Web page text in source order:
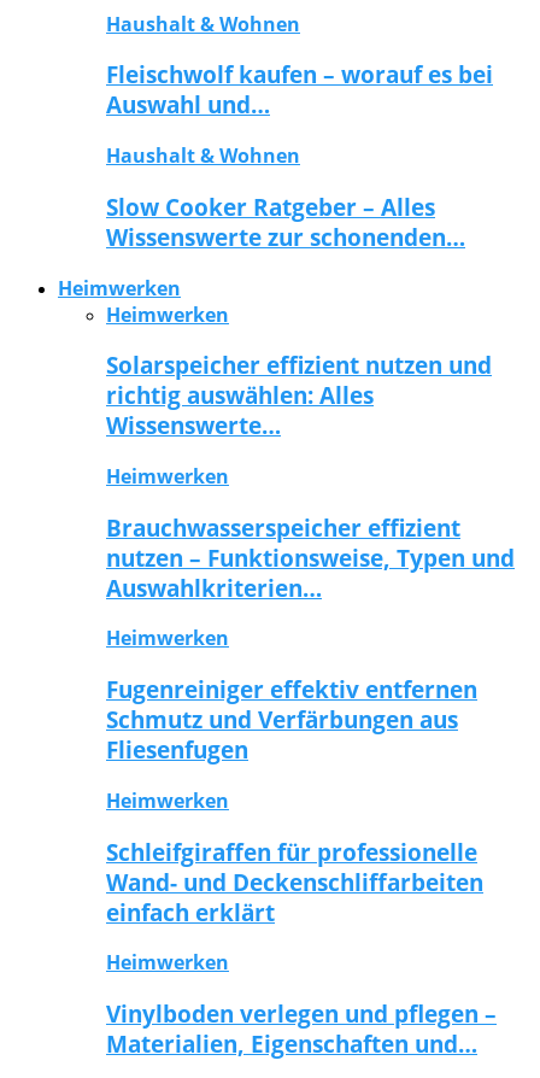
Haushalt & Wohnen
Fleischwolf kaufen – worauf es bei
Auswahl und…
Haushalt & Wohnen
Slow Cooker Ratgeber – Alles
Wissenswerte zur schonenden…
Heimwerken
Heimwerken
Solarspeicher effizient nutzen und
richtig auswählen: Alles
Wissenswerte…
Heimwerken
Brauchwasserspeicher effizient
nutzen – Funktionsweise, Typen und
Auswahlkriterien…
Heimwerken
Fugenreiniger effektiv entfernen
Schmutz und Verfärbungen aus
Fliesenfugen
Heimwerken
Schleifgiraffen für professionelle
Wand- und Deckenschliffarbeiten
einfach erklärt
Heimwerken
Vinylboden verlegen und pflegen –
Materialien, Eigenschaften und…